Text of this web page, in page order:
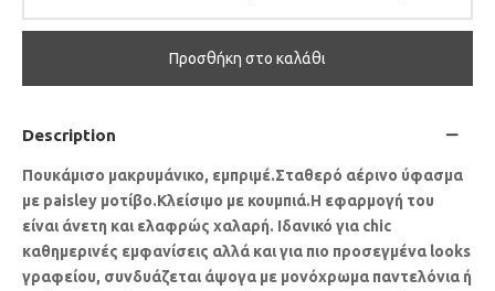
Προσθήκη στο καλάθι
Description
Πουκάμισο μακρυμάνικο, εμπριμέ.Σταθερό αέρινο ύφασμα
με paisley μοτίβο.Κλείσιμο με κουμπιά.Η εφαρμογή του
είναι άνετη και ελαφρώς χαλαρή. Ιδανικό για chic
καθημερινές εμφανίσεις αλλά και για πιο προσεγμένα looks
γραφείου, συνδυάζεται άψογα με μονόχρωμα παντελόνια ή